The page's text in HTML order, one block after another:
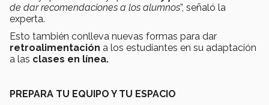
de dar recomendaciones a los alumnos”, señaló la
experta.
Esto también conlleva nuevas formas para dar
retroalimentación a los estudiantes en su adaptación
a las clases en línea.
PREPARA TU EQUIPO Y TU ESPACIO